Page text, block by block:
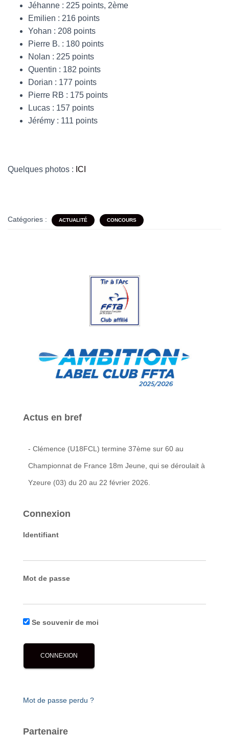
Jéhanne : 225 points, 2ème
Emilien : 216 points
Yohan : 208 points
Pierre B. : 180 points
Nolan : 225 points
Quentin : 182 points
Dorian : 177 points
Pierre RB : 175 points
Lucas : 157 points
Jérémy : 111 points
Quelques photos : ICI
Catégories : ACTUALITÉ CONCOURS
Actus en bref
- Clémence (U18FCL) termine 37ème sur 60 au
Championnat de France 18m Jeune, qui se déroulait à
Yzeure (03) du 20 au 22 février 2026.
Connexion
Identifiant
Mot de passe
Se souvenir de moi
Mot de passe perdu ?
Partenaire